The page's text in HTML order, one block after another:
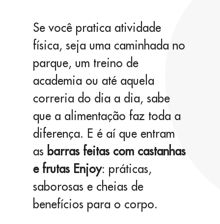
Se você pratica atividade
física, seja uma caminhada no
parque, um treino de
academia ou até aquela
correria do dia a dia, sabe
que a alimentação faz toda a
diferença. E é aí que entram
as barras feitas com castanhas
e frutas Enjoy: práticas,
saborosas e cheias de
benefícios para o corpo.